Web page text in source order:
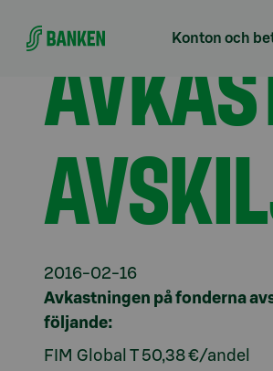
Konton och
2016-02-16
Avkastningen på fonderna
följande:
FIM Global T 50,38 €/andel